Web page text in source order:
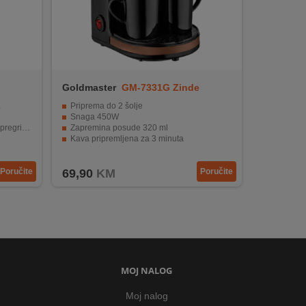
Poručite
Goldmaster GM-7331G Zinde
Priprema do 2 šolje
Snaga 450W
Zapremina posude 320 ml
Kava pripremljena za 3 minuta
69,90 KM Poručite
MOJ NALOG
Moj nalog